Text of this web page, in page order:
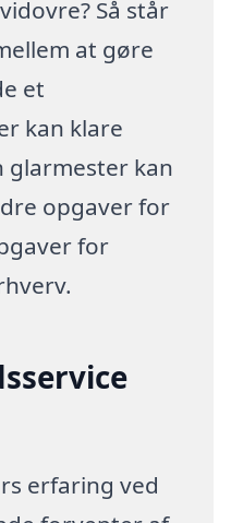
Så står
at gøre
et
kan klare
glarmester kan
opgaver for
for
erfaring ved